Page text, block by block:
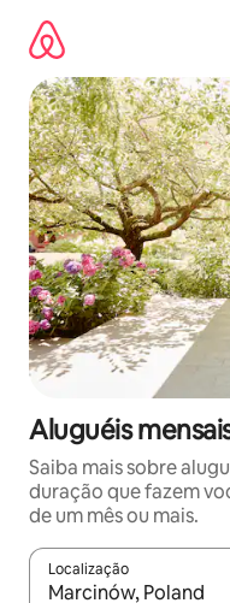
para
conteúdo
Aluguéis
Saiba mais sobre
duração que fazem
de um mês ou mais.
Localização
Quando os resultados